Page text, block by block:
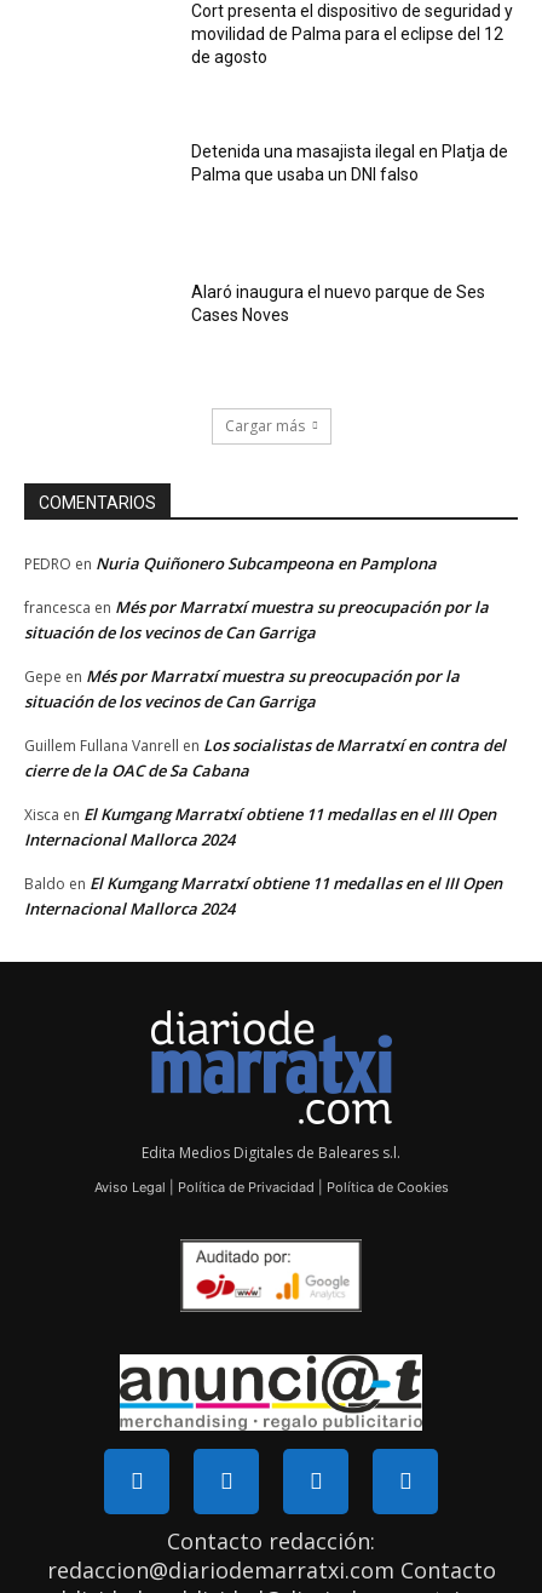
Cort presenta el dispositivo de seguridad y
movilidad de Palma para el eclipse del 12
de agosto
Detenida una masajista ilegal en Platja de
Palma que usaba un DNI falso
Alaró inaugura el nuevo parque de Ses
Cases Noves
Cargar más
COMENTARIOS
PEDRO en Nuria Quiñonero Subcampeona en Pamplona
francesca en Més por Marratxí muestra su preocupación por la
situación de los vecinos de Can Garriga
Gepe en Més por Marratxí muestra su preocupación por la
situación de los vecinos de Can Garriga
Guillem Fullana Vanrell en Los socialistas de Marratxí en contra del
cierre de la OAC de Sa Cabana
Xisca en El Kumgang Marratxí obtiene 11 medallas en el III Open
Internacional Mallorca 2024
Baldo en El Kumgang Marratxí obtiene 11 medallas en el III Open
Internacional Mallorca 2024
Edita Medios Digitales de Baleares s.l.
Aviso Legal Política de Privacidad Política de Cookies
Contacto redacción:
redaccion@diariodemarratxi.com Contacto